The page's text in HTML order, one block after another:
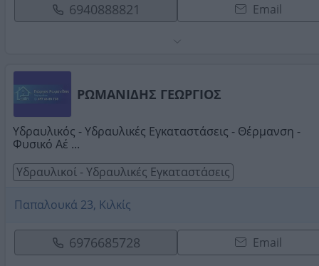
6940888821 Email
ΡΩΜΑΝΙΔΗΣ ΓΕΩΡΓΙΟΣ
Υδραυλικός - Υδραυλικές Εγκαταστάσεις - Θέρμανση -
Φυσικό Αέ ...
Υδραυλικοί - Υδραυλικές Εγκαταστάσεις
Παπαλουκά 23, Κιλκίς
6976685728 Email